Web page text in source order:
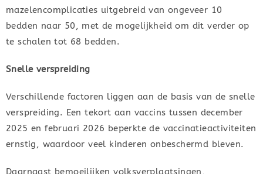
mazelencomplicaties uitgebreid van ongeveer 10
bedden naar 50, met de mogelijkheid om dit verder op
te schalen tot 68 bedden.
Snelle verspreiding
Verschillende factoren liggen aan de basis van de snelle
verspreiding. Een tekort aan vaccins tussen december
2025 en februari 2026 beperkte de vaccinatieactiviteiten
ernstig, waardoor veel kinderen onbeschermd bleven.
Daarnaast bemoeilijken volksverplaatsingen,